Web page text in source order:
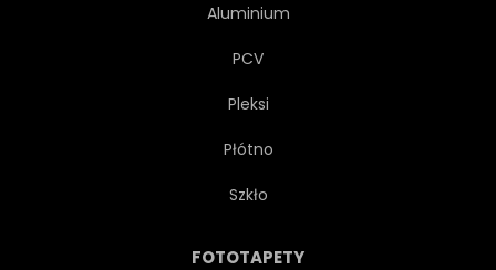
Aluminium
PCV
Pleksi
Płótno
Szkło
FOTOTAPETY